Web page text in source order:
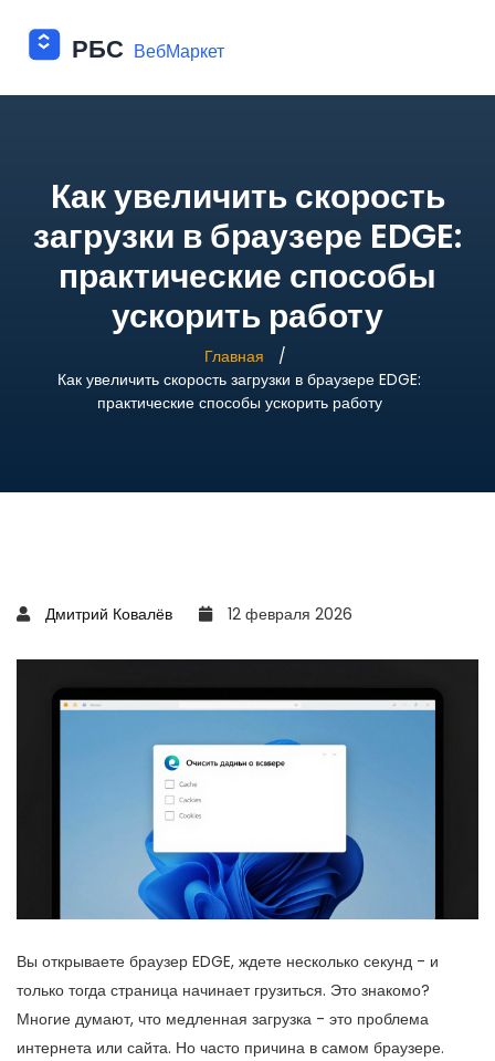
Как увеличить скорость
загрузки в браузере EDGE:
практические способы
ускорить работу
Главная
Как увеличить скорость загрузки в браузере EDGE:
практические способы ускорить работу
Дмитрий Ковалёв 12 февраля 2026
Вы открываете браузер EDGE, ждете несколько секунд - и
только тогда страница начинает грузиться. Это знакомо?
Многие думают, что медленная загрузка - это проблема
интернета или сайта. Но часто причина в самом браузере.